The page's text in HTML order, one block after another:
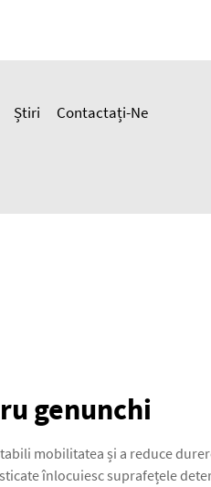
Știri Contactați-Ne
genunchi
mobilitatea și a reduce
înlocuiesc suprafețele